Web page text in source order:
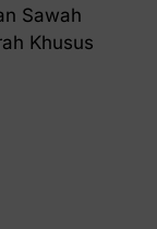
Sawah
Khusus